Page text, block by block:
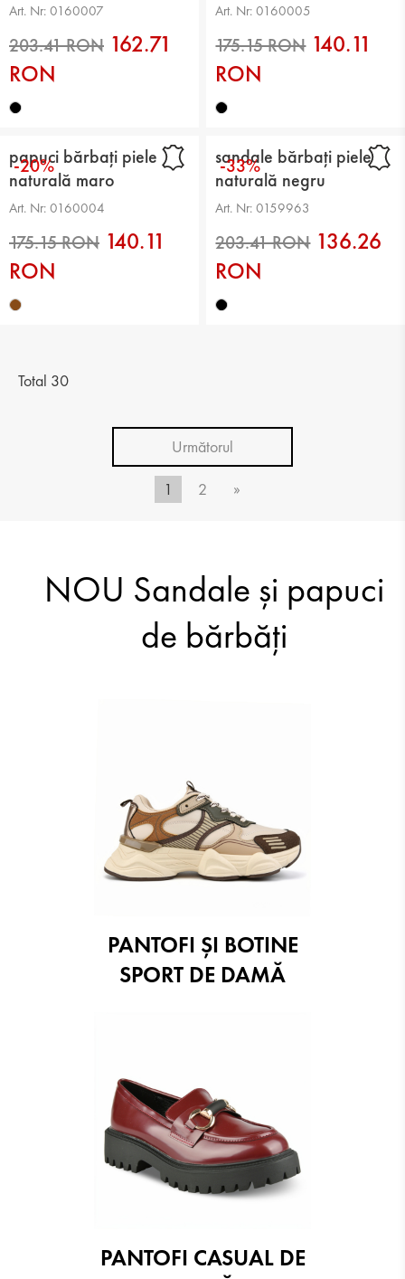
203.41 RON 203.41 RON
175.15 RON
Art. Nr: 0160007
162.71
RON
Art. Nr: 0160005
140.11
RON
-20%
papuci bărbați piele
naturală maro
Art. Nr: 0160004
175.15 RON
140.11
RON
-33%
sandale bărbați piele
naturală negru
Art. Nr: 0159963
136.26
RON
Total 30
Următorul
1 2 »
NOU Sandale şi papuci
de bărbăți
PANTOFI ŞI BOTINE
SPORT DE DAMĂ
PANTOFI CASUAL DE